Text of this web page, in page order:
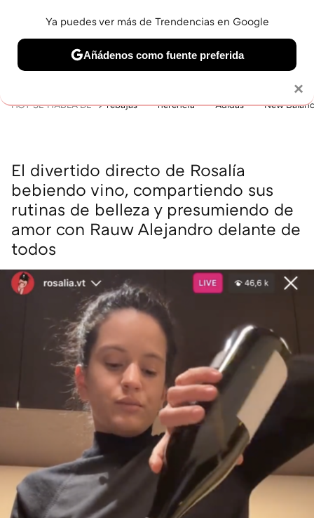
BELLEZA SHOPPING VIAJES GASTRO SNEAKERS
HOY SE HABLA DE rebajas herencia Adidas New
El divertido directo de Rosalía
bebiendo vino, compartiendo sus
rutinas de belleza y presumiendo de
amor con Rauw Alejandro delante de
todos
×
Ya puedes ver más de Trendencias en Google
Añádenos como fuente preferida